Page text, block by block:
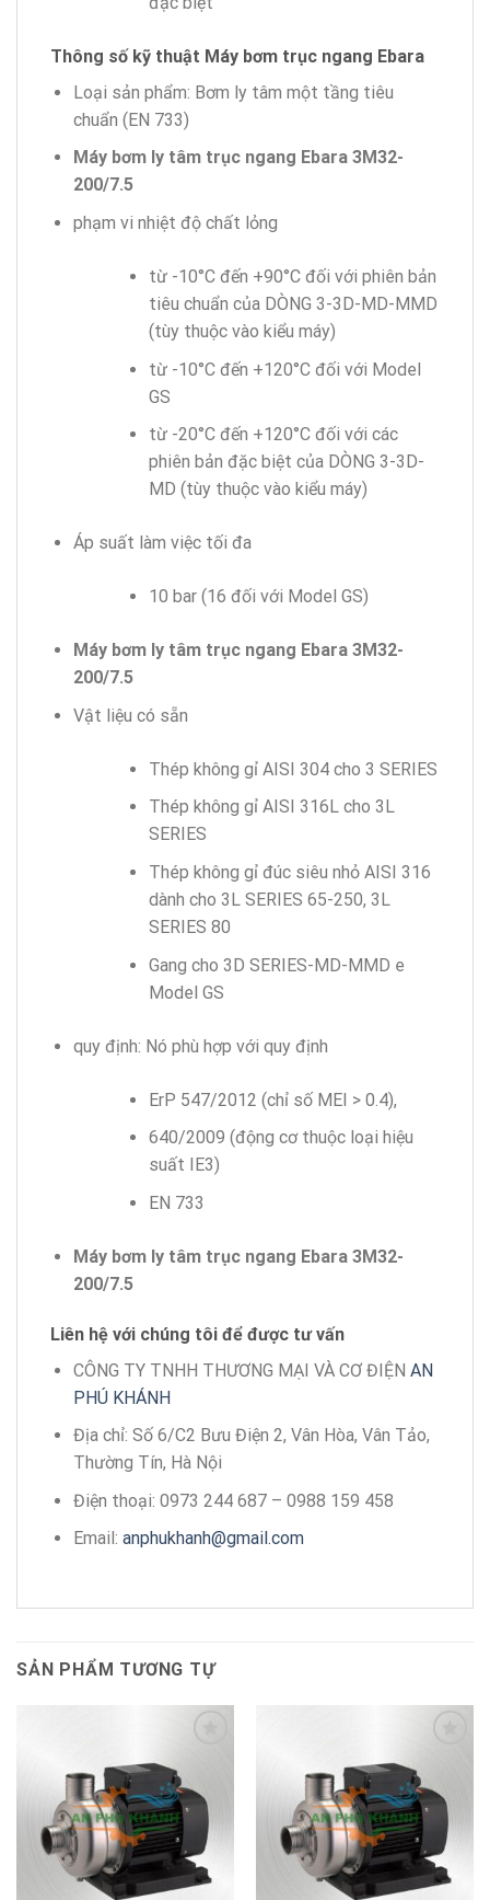
Thông số kỹ thuật Máy bơm trục ngang Ebara
Loại sản phẩm: Bơm ly tâm một tầng tiêu
chuẩn (EN 733)
Máy bơm ly tâm trục ngang Ebara 3M32-
200/7.5
phạm vi nhiệt độ chất lỏng
từ -10°C đến +90°C đối với phiên bản
tiêu chuẩn của DÒNG 3-3D-MD-MMD
(tùy thuộc vào kiểu máy)
từ -10°C đến +120°C đối với Model
GS
từ -20°C đến +120°C đối với các
phiên bản đặc biệt của DÒNG 3-3D-
MD (tùy thuộc vào kiểu máy)
Áp suất làm việc tối đa
10 bar (16 đối với Model GS)
Máy bơm ly tâm trục ngang Ebara 3M32-
200/7.5
Vật liệu có sẵn
Thép không gỉ AISI 304 cho 3 SERIES
Thép không gỉ AISI 316L cho 3L
SERIES
Thép không gỉ đúc siêu nhỏ AISI 316
dành cho 3L SERIES 65-250, 3L
SERIES 80
Gang cho 3D SERIES-MD-MMD e
Model GS
quy định: Nó phù hợp với quy định
ErP 547/2012 (chỉ số MEI > 0.4),
640/2009 (động cơ thuộc loại hiệu
suất IE3)
EN 733
Máy bơm ly tâm trục ngang Ebara 3M32-
200/7.5
Liên hệ với chúng tôi để được tư vấn
CÔNG TY TNHH THƯƠNG MẠI VÀ CƠ ĐIỆN AN
PHÚ KHÁNH
Địa chỉ: Số 6/C2 Bưu Điện 2, Vân Hòa, Vân Tảo,
Thường Tín, Hà Nội
Điện thoại: 0973 244 687 – 0988 159 458
Email: anphukhanh@gmail.com
SẢN PHẨM TƯƠNG TỰ
Add to
wishlist
Add to
wishlist